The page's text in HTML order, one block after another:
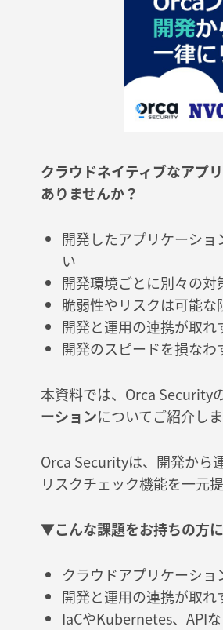
クラウドネイティブなアプ
ありませんか？
開発したアプリケーシ
い
開発環境ごとに別々の
脆弱性やリスクは可能
開発と運用の連携が取
開発のスピードを損な
本資料では、Orca Security
ーションについてご紹介しま
Orca Securityは、開発から
リスクチェック機能を一元
▼こんな課題をお持ちの方
クラウドアプリケーシ
開発と運用の連携が取
IaCやKubernetes、API